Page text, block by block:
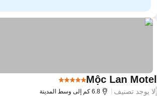
Mộc Lan Motel5 عدد النجوم
/لا يوجد تصنيف 6.8 كم إلى وسط المدينة